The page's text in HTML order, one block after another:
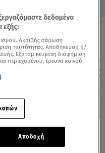
Ράφτη: Bίντεο
Ντοκουμέντο Από Το
Τροχαίο
δεδομένα
εξής:
Ακριβής σάρωση
ταυτότητας. Αποθήκευση ή/
Εξατομικευμένη διαφήμιση
περιεχομένου, έρευνα κοινού
Αποδοχή